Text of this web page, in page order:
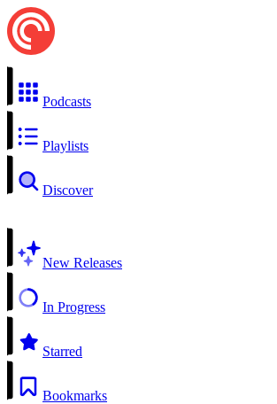
Podcasts
Playlists
Discover
New Releases
In Progress
Starred
Bookmarks